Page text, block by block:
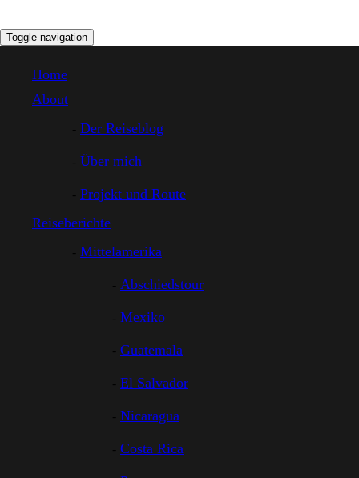
Toggle navigation
Home
About
Der Reiseblog
Über mich
Projekt und Route
Reiseberichte
Mittelamerika
Abschiedstour
Mexiko
Guatemala
El Salvador
Nicaragua
Costa Rica